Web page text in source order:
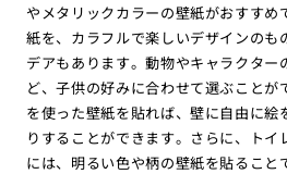
やメタリックカラーの壁紙がおすすめ
紙を、カラフルで楽しいデザインのも
デアもあります。動物やキャラクター
ど、子供の好みに合わせて選ぶこと
を使った壁紙を貼れば、壁に自由に絵
りすることができます。さらに、トイ
には、明るい色や柄の壁紙を貼ること